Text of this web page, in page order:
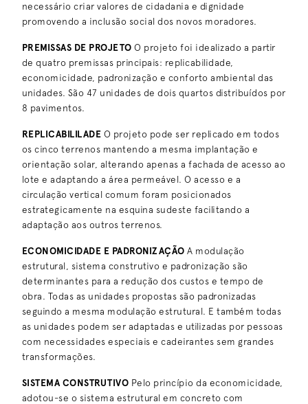
necessário criar valores de cidadania e dignidade
promovendo a inclusão social dos novos moradores.
PREMISSAS DE PROJETO O projeto foi idealizado a partir
de quatro premissas principais: replicabilidade,
economicidade, padronização e conforto ambiental das
unidades. São 47 unidades de dois quartos distribuídos por
8 pavimentos.
REPLICABILILADE O projeto pode ser replicado em todos
os cinco terrenos mantendo a mesma implantação e
orientação solar, alterando apenas a fachada de acesso ao
lote e adaptando a área permeável. O acesso e a
circulação vertical comum foram posicionados
estrategicamente na esquina sudeste facilitando a
adaptação aos outros terrenos.
ECONOMICIDADE E PADRONIZAÇÃO A modulação
estrutural, sistema construtivo e padronização são
determinantes para a redução dos custos e tempo de
obra. Todas as unidades propostas são padronizadas
seguindo a mesma modulação estrutural. E também todas
as unidades podem ser adaptadas e utilizadas por pessoas
com necessidades especiais e cadeirantes sem grandes
transformações.
SISTEMA CONSTRUTIVO Pelo princípio da economicidade,
adotou-se o sistema estrutural em concreto com